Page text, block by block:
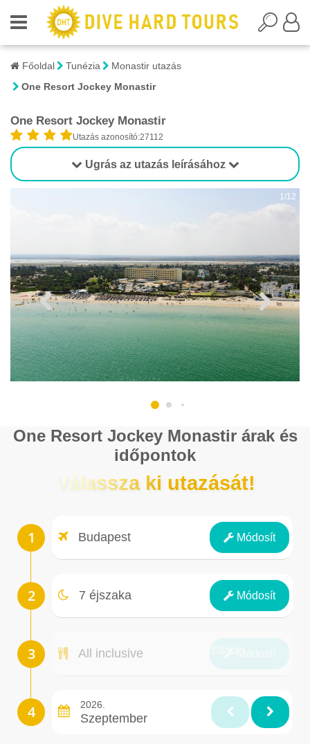
Főoldal Tunézia
Monastir utazás
One Resort Jockey Monastir
One Resort Jockey Monastir
Utazás azonosító:27112
Ugrás az utazás leírásához
1/12
One Resort Jockey Monastir árak és
időpontok
Válassza ki utazását!
Budapest Módosít
Repülőtér
7 éjszaka Módosít
Éjszakák
All inclusive
2026.
Szeptember